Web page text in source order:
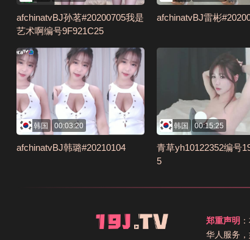
afchinatvBJ孙茗#20200705我是
艺术啊编号9F921C25
afchinatvBJ雷彬
韩国 00:03:20
afchinatvBJ韩璐#20210104
韩国 00:15:25
青草yh10122352编号
5
郑重声明
华人服务